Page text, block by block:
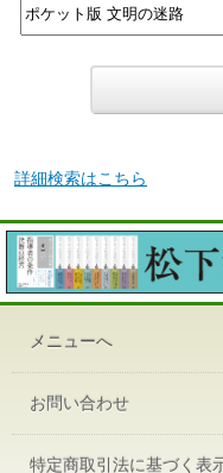
詳細検索はこちら
メニューへ
お問い合わせ
特定商取引法に基づく表